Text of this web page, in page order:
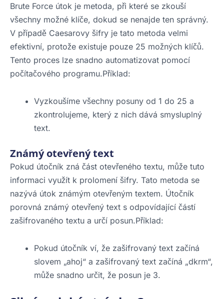
Brute Force útok je metoda, při které se zkouší
všechny možné klíče, dokud se nenajde ten správný.
V případě Caesarovy šifry je tato metoda velmi
efektivní, protože existuje pouze 25 možných klíčů.
Tento proces lze snadno automatizovat pomocí
počítačového programu.Příklad:
Vyzkoušíme všechny posuny od 1 do 25 a
zkontrolujeme, který z nich dává smysluplný
text.
Známý otevřený text
Pokud útočník zná část otevřeného textu, může tuto
informaci využít k prolomení šifry. Tato metoda se
nazývá útok známým otevřeným textem. Útočník
porovná známý otevřený text s odpovídající částí
zašifrovaného textu a určí posun.Příklad:
Pokud útočník ví, že zašifrovaný text začíná
slovem „ahoj“ a zašifrovaný text začíná „dkrm“,
může snadno určit, že posun je 3.